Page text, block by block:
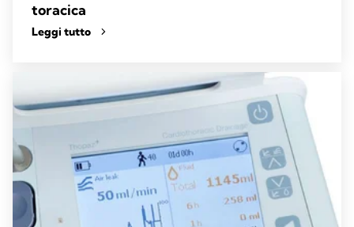
toracica
Leggi tutto